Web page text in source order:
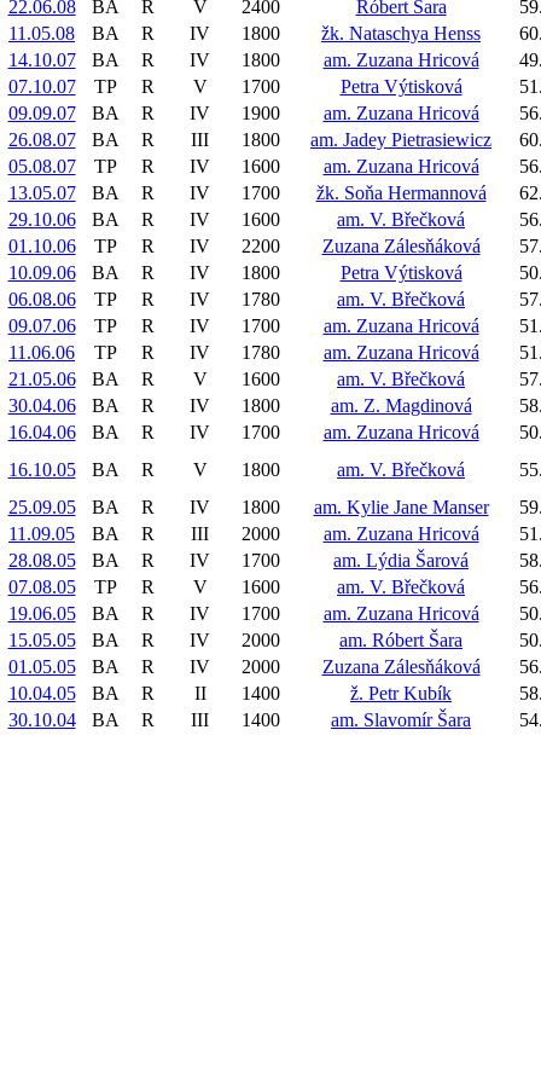
22.06.08
BA R V 2400 Róbert Šara
11.05.08
BA R IV 1800 žk. Nataschya Henss
14.10.07
BA R IV 1800 am. Zuzana Hricová
07.10.07
TP R V 1700 Petra Výtisková
09.09.07
BA R IV 1900 am. Zuzana Hricová
26.08.07
BA R III 1800 am. Jadey Pietrasiewicz
05.08.07
TP R IV 1600 am. Zuzana Hricová
13.05.07
BA R IV 1700 žk. Soňa Hermannová
29.10.06
BA R IV 1600 am. V. Břečková
01.10.06
TP R IV 2200 Zuzana Zálesňáková
10.09.06
BA R IV 1800 Petra Výtisková
06.08.06
TP R IV 1780 am. V. Břečková
09.07.06
TP R IV 1700 am. Zuzana Hricová
11.06.06
TP R IV 1780 am. Zuzana Hricová
21.05.06
BA R V 1600 am. V. Břečková
30.04.06
BA R IV 1800 am. Z. Magdinová
16.04.06
BA R IV 1700 am. Zuzana Hricová
16.10.05
BA R V 1800 am. V. Břečková
25.09.05
BA R IV 1800 am. Kylie Jane Manser
11.09.05
BA R III 2000 am. Zuzana Hricová
28.08.05
BA R IV 1700 am. Lýdia Šarová
07.08.05
TP R V 1600 am. V. Břečková
19.06.05
BA R IV 1700 am. Zuzana Hricová
15.05.05
BA R IV 2000 am. Róbert Šara
01.05.05
BA R IV 2000 Zuzana Zálesňáková
10.04.05
BA R II 1400 ž. Petr Kubík
30.10.04
BA R III 1400 am. Slavomír Šara